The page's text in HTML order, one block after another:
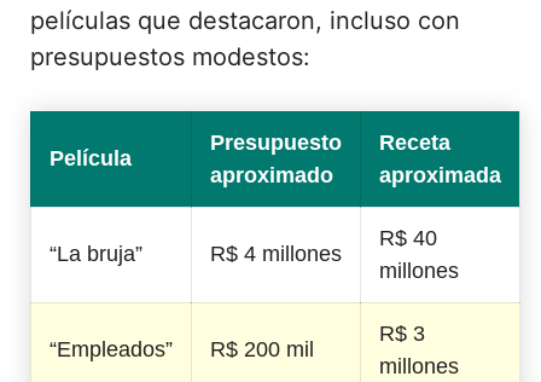
películas que destacaron, incluso con
presupuestos modestos:
Película
Presupuesto
aproximado
Receta
aproximada
“La bruja” R$ 4 millones
R$ 40
millones
“Empleados” R$ 200 mil
R$ 3
millones